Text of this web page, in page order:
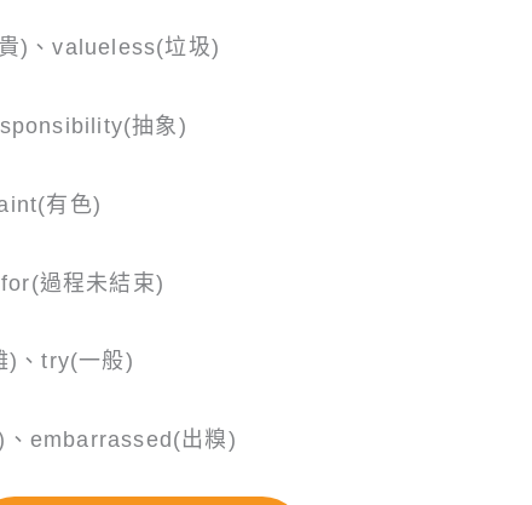
)、valueless(垃圾)
抽象)
有色)
過程未結束)
)、try(一般)
embarrassed(出糗)